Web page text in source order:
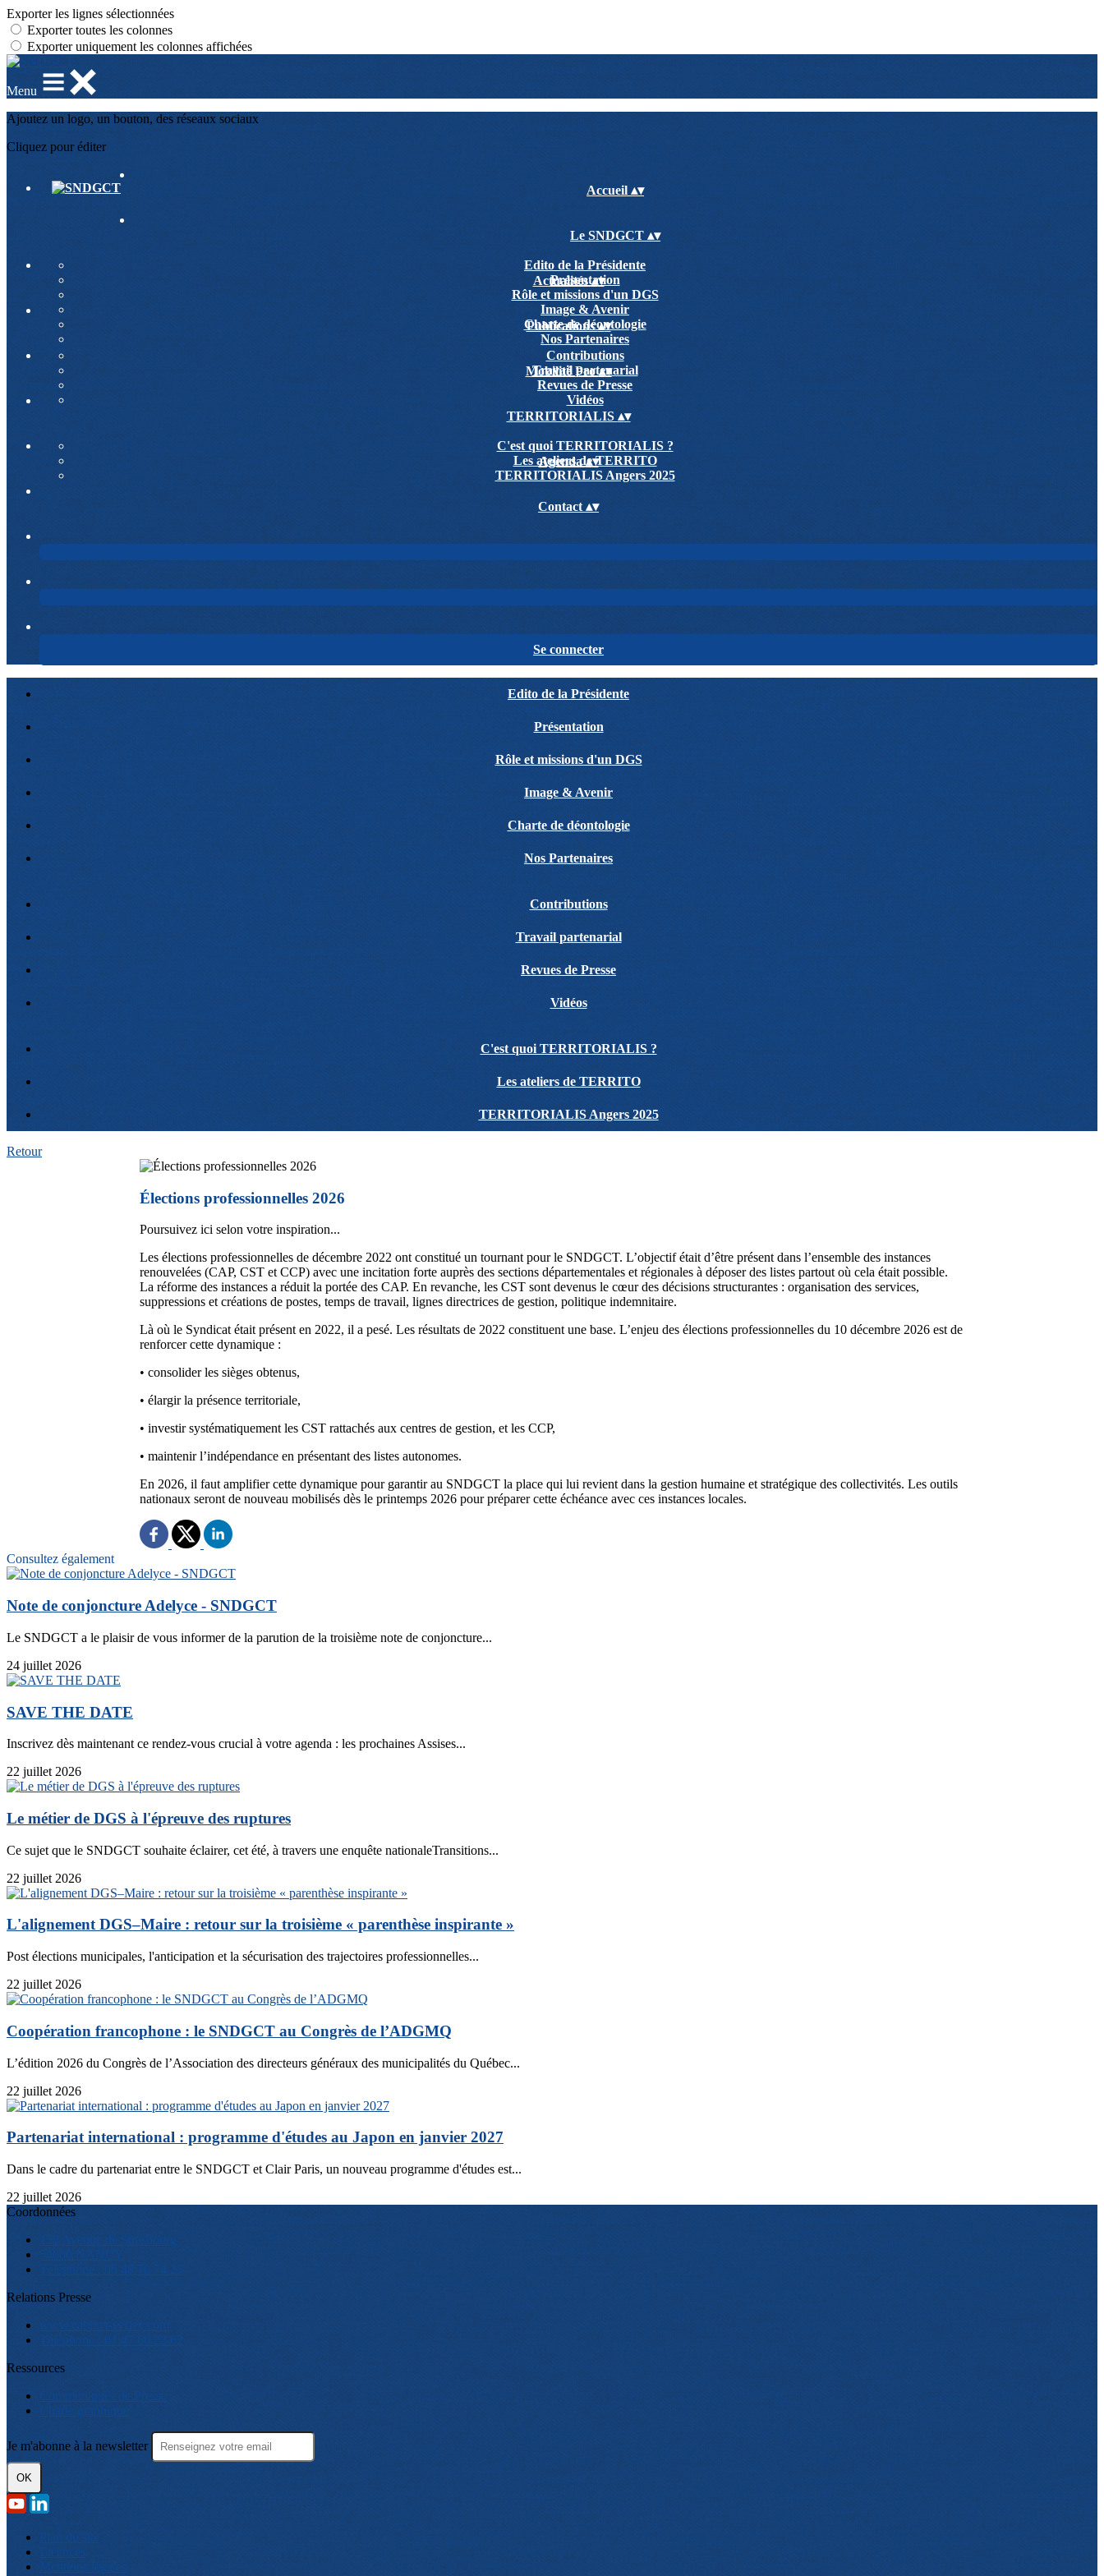
Exporter les lignes sélectionnées
Exporter toutes les colonnes
Exporter uniquement les colonnes affichées
Menu
Ajoutez un logo, un bouton, des réseaux sociaux
Cliquez pour éditer
Accueil▴▾
Le SNDGCT ▴▾
Edito de la Présidente
Présentation
Rôle et missions d'un DGS
Image & Avenir
Charte de déontologie
Nos Partenaires
Actualités▴▾
Publications▴▾
Contributions
Travail partenarial
Revues de Presse
Vidéos
Mobilité Pro▴▾
TERRITORIALIS▴▾
C'est quoi TERRITORIALIS ?
Les ateliers de TERRITO
TERRITORIALIS Angers 2025
Agenda▴▾
Contact▴▾
Se connecter
Edito de la Présidente
Présentation
Rôle et missions d'un DGS
Image & Avenir
Charte de déontologie
Nos Partenaires
Contributions
Travail partenarial
Revues de Presse
Vidéos
C'est quoi TERRITORIALIS ?
Les ateliers de TERRITO
TERRITORIALIS Angers 2025
Retour
Élections professionnelles 2026
Poursuivez ici selon votre inspiration...
Les élections professionnelles de décembre 2022 ont constitué un tournant pour le SNDGCT. L’objectif était d’être présent dans l’ensemble des instances
renouvelées (CAP, CST et CCP) avec une incitation forte auprès des sections départementales et régionales à déposer des listes partout où cela était possible.
La réforme des instances a réduit la portée des CAP. En revanche, les CST sont devenus le cœur des décisions structurantes : organisation des services,
suppressions et créations de postes, temps de travail, lignes directrices de gestion, politique indemnitaire.
Là où le Syndicat était présent en 2022, il a pesé. Les résultats de 2022 constituent une base. L’enjeu des élections professionnelles du 10 décembre 2026 est de
renforcer cette dynamique :
• consolider les sièges obtenus,
• élargir la présence territoriale,
• investir systématiquement les CST rattachés aux centres de gestion, et les CCP,
• maintenir l’indépendance en présentant des listes autonomes.
En 2026, il faut amplifier cette dynamique pour garantir au SNDGCT la place qui lui revient dans la gestion humaine et stratégique des collectivités. Les outils
nationaux seront de nouveau mobilisés dès le printemps 2026 pour préparer cette échéance avec ces instances locales.
Consultez également
Note de conjoncture Adelyce - SNDGCT
Le SNDGCT a le plaisir de vous informer de la parution de la troisième note de conjoncture...
24 juillet 2026
SAVE THE DATE
Inscrivez dès maintenant ce rendez-vous crucial à votre agenda : les prochaines Assises...
22 juillet 2026
Le métier de DGS à l'épreuve des ruptures
Ce sujet que le SNDGCT souhaite éclairer, cet été, à travers une enquête nationaleTransitions...
22 juillet 2026
L'alignement DGS–Maire : retour sur la troisième « parenthèse inspirante »
Post élections municipales, l'anticipation et la sécurisation des trajectoires professionnelles...
22 juillet 2026
Coopération francophone : le SNDGCT au Congrès de l’ADGMQ
L’édition 2026 du Congrès de l’Association des directeurs généraux des municipalités du Québec...
22 juillet 2026
Partenariat international : programme d'études au Japon en janvier 2027
Dans le cadre du partenariat entre le SNDGCT et Clair Paris, un nouveau programme d'études est...
22 juillet 2026
Coordonnées
158 Avenue de Strasbourg
54000 NANCY
Téléphone : 06 48 78 74 25
Relations Presse
www.cabinet-verley.com
Téléphone : 01 47 60 22 62
Ressources
Communiqués de Presse
Charte graphique
Je m'abonne à la newsletter
OK
Plan du site
Licences
Mentions légales